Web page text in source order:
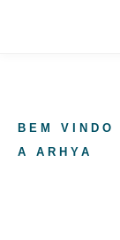
BEM VINDO
A ARHYA